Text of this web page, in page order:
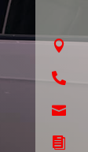



